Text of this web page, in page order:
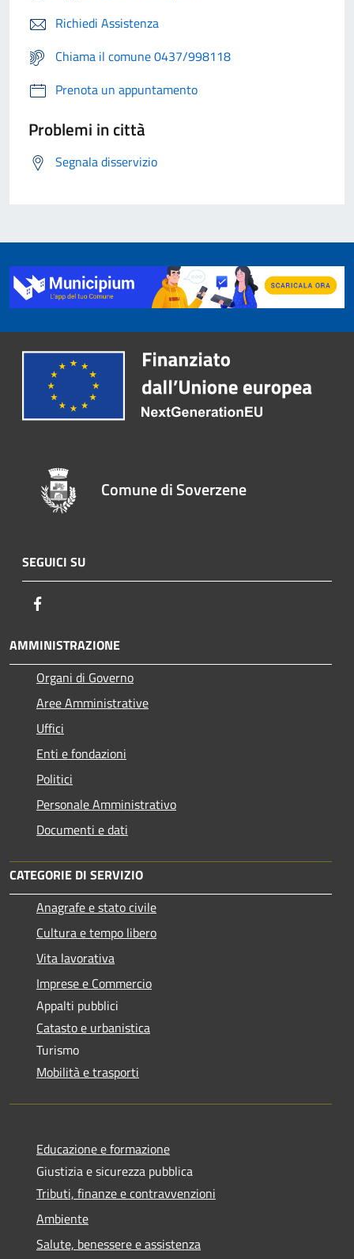
Richiedi Assistenza
Chiama il comune 0437/998118
Prenota un appuntamento
Problemi in città
Segnala disservizio
Comune di Soverzene
SEGUICI SU
AMMINISTRAZIONE
Organi di Governo
Aree Amministrative
Uffici
Enti e fondazioni
Politici
Personale Amministrativo
Documenti e dati
CATEGORIE DI SERVIZIO
Anagrafe e stato civile
Cultura e tempo libero
Vita lavorativa
Imprese e Commercio
Appalti pubblici
Catasto e urbanistica
Turismo
Mobilità e trasporti
Educazione e formazione
Giustizia e sicurezza pubblica
Tributi, finanze e contravvenzioni
Ambiente
Salute, benessere e assistenza